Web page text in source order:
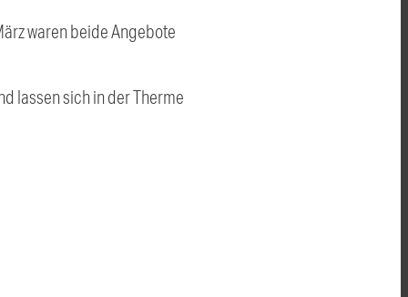
waren beide Angebote
lassen sich in der Therme